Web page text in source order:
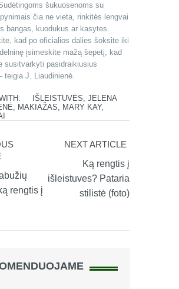
šukuosenoms su
čia ne vieta, rinkitės lengvai
bangas, kuodukus ar kasytes.
kad po oficialios dalies šoksite iki
įsimeskite mažą šepetį, kad
susitvarkyti pasidraikiusius
teigia J. Liaudinienė.
WITH: IŠLEISTUVĖS, JELENA
, MAKIAŽAS, MARY KAY,
rengtis į
NEXT ARTICLE
Ką rengtis į
išleistuves? Pataria
stilistė (foto)